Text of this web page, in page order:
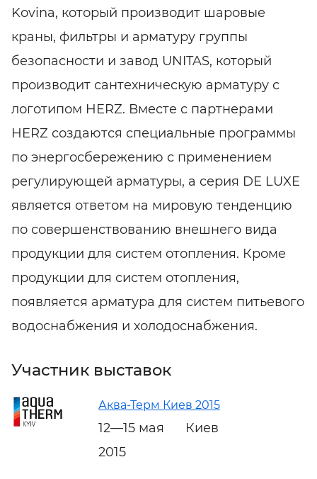
Kоvіnа, который производит шаровые
краны, фильтры и арматуру группы
безопасности и завод UNITAS, который
производит сантехническую арматуру с
логотипом HERZ. Вместе с партнерами
HERZ создаются специальные программы
по энергосбережению с применением
регулирующей арматуры, а серия DE LUXE
является ответом на мировую тенденцию
по совершенствованию внешнего вида
продукции для систем отопления. Кроме
продукции для систем отопления,
появляется арматура для систем питьевого
водоснабжения и холодоснабжения.
Участник выставок
Аква-Терм Киев 2015
12—15 мая
2015
Киев